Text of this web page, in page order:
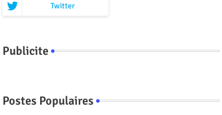
Twitter
Publicite
Postes Populaires